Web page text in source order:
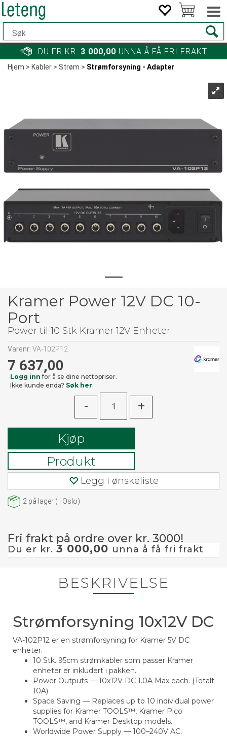
DU ER KR. 3 000,00 UNNA Å FÅ FRI FRAKT
Hjem>Kabler>Strøm>Strømforsyning - Adapter
Kramer Power 12V DC 10-
Port
Power til 10 Stk Kramer 12V Enheter
Varenr: VA-102P12
7 637,00
Logg inn for å se dine nettopriser.
Ikke kunde enda? Søk her.
- +
Kjøp
Produkt
Legg i ønskeliste
2 på lager ( i Oslo)
Fri frakt på ordre over kr. 3000!
Du er kr. 3 000,00 unna å få fri frakt
BESKRIVELSE
Strømforsyning 10x12V DC
VA-102P12 er en strømforsyning for Kramer 5V DC
enheter.
10 Stk. 95cm strømkabler som passer Kramer
enheter er inkludert i pakken.
Power Outputs — 10x12V DC 1.0A Max each. (Totalt
10A)
Space Saving — Replaces up to 10 individual power
supplies for Kramer TOOLS™, Kramer Pico
TOOLS™, and Kramer Desktop models.
Worldwide Power Supply — 100–240V AC.